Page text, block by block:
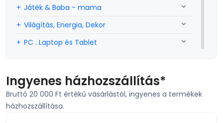
Játék & Baba - mama
Világítás, Energia, Dekor
PC . Laptop és Tablet
Szerszám, Barkácsolás
Telefon, Okos eszköz, GPS
Ingyenes házhozszállítás*
Bruttó 20 000 Ft értékű vásárlástól, ingyenes a termékek
házhozszállítása.